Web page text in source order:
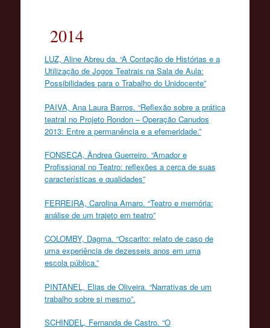
2014
LUZ, Aline Abreu da. “A Contação de Histórias e a
Utilização de Jogos Teatrais na Sala de Aula:
Possibilidades para o Trabalho do Unidocente”
PAIVA, Ana Laura Barros. “Reflexão sobre a prática
teatral no Projeto Rondon – Operação Canudos
2013: Entre a permanência e a efemeridade.”
FONSECA, Ândrea Guerreiro. “Amador e
Profissional no Teatro: reflexões a cerca de suas
características e qualidades”
FERREIRA, Carolina Amaro. “Teatro e memória:
análise de um trajeto em teatro”
COLOMBY, Dagma. “Oscarito: relato de caso de
uma experiência de dezesseis anos em uma
escola pública.”
PINTANEL, Elias de Oliveira. “Narrativas de um
trabalho sobre si mesmo”.
SCHINDEL, Fernanda de Castro. “O